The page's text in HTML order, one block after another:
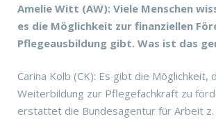
Amelie Witt (AW): Viele Menschen
es die Möglichkeit zur finanziellen
Pflegeausbildung gibt. Was ist das
Carina Kolb (CK): Es gibt die Möglichkeit,
Weiterbildung zur Pflegefachkraft zu
erstattet die Bundesagentur für Arbeit z.